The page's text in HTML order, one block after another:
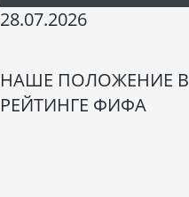
28.07.2026
НАШЕ ПОЛОЖЕНИЕ В
РЕЙТИНГЕ ФИФА